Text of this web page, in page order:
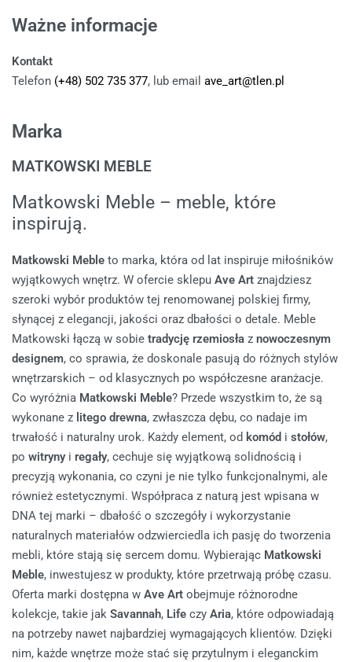
Ważne informacje
Kontakt
Telefon (+48) 502 735 377, lub email ave_art@tlen.pl
Marka
MATKOWSKI MEBLE
Matkowski Meble – meble, które
inspirują.
Matkowski Meble to marka, która od lat inspiruje miłośników
wyjątkowych wnętrz. W ofercie sklepu Ave Art znajdziesz
szeroki wybór produktów tej renomowanej polskiej firmy,
słynącej z elegancji, jakości oraz dbałości o detale. Meble
Matkowski łączą w sobie tradycję rzemiosła z nowoczesnym
designem, co sprawia, że doskonale pasują do różnych stylów
wnętrzarskich – od klasycznych po współczesne aranżacje.
Co wyróżnia Matkowski Meble? Przede wszystkim to, że są
wykonane z litego drewna, zwłaszcza dębu, co nadaje im
trwałość i naturalny urok. Każdy element, od komód i stołów,
po witrynyi regały, cechuje się wyjątkową solidnością i
precyzją wykonania, co czyni je nie tylko funkcjonalnymi, ale
również estetycznymi. Współpraca z naturą jest wpisana w
DNA tej marki – dbałość o szczegóły i wykorzystanie
naturalnych materiałów odzwierciedla ich pasję do tworzenia
mebli, które stają się sercem domu. Wybierając Matkowski
Meble, inwestujesz w produkty, które przetrwają próbę czasu.
Oferta marki dostępna w Ave Art obejmuje różnorodne
kolekcje, takie jak Savannah, Life czy Aria, które odpowiadają
na potrzeby nawet najbardziej wymagających klientów. Dzięki
nim, każde wnętrze może stać się przytulnym i eleganckim